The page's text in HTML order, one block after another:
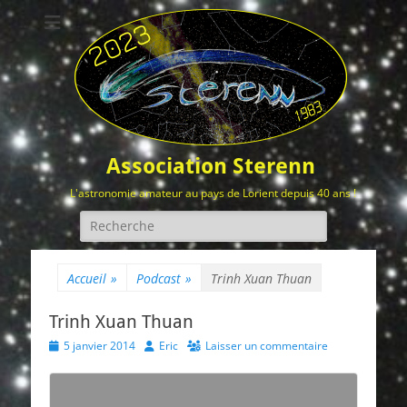
Association Sterenn
L'astronomie amateur au pays de Lorient depuis 40 ans !
Rechercher :
Accueil » Podcast » Trinh Xuan Thuan
Trinh Xuan Thuan
Posted5 janvier 2014 Author
Eric Laisser un commentaire